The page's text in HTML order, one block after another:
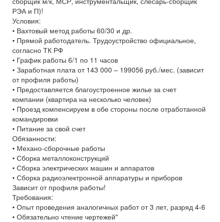
РЭА и П)!
Условия:
• Вахтовый метод работы 60/30 и др.
• Прямой работодатель. Трудоустройство официальное,
согласно ТК РФ
• График работы 6/1 по 11 часов
• Заработная плата от 143 000 – 199056 руб./мес. (зависит
от профиля работы)
• Предоставляется благоустроенное жилье за счет
компании (квартира на несколько человек)
• Проезд компенсируем в обе стороны после отработанной
командировки
• Питание за свой счет
Обязанности:
• Механо-сборочные работы
• Сборка металлоконструкций
• Сборка электрических машин и аппаратов
• Сборка радиоэлектронной аппаратуры и приборов
Зависит от профиля работы!
Требования:
• Опыт проведения аналогичных работ от 3 лет, разряд 4-6
• Обязательно чтение чертежей"